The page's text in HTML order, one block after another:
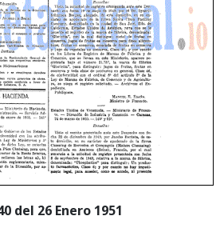
del 26 Enero 1951